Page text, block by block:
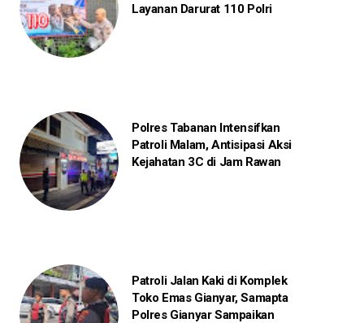
Layanan Darurat 110 Polri
Polres Tabanan Intensifkan
Patroli Malam, Antisipasi Aksi
Kejahatan 3C di Jam Rawan
Patroli Jalan Kaki di Komplek
Toko Emas Gianyar, Samapta
Polres Gianyar Sampaikan